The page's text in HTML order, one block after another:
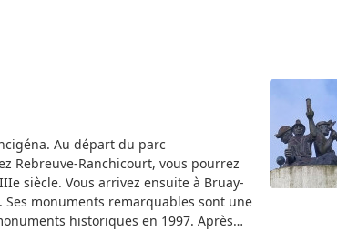
Au départ du parc
Rebreuve-Ranchicourt, vous pourrez
siècle. Vous arrivez ensuite à Bruay-
monuments remarquables sont une
historiques en 1997. Après